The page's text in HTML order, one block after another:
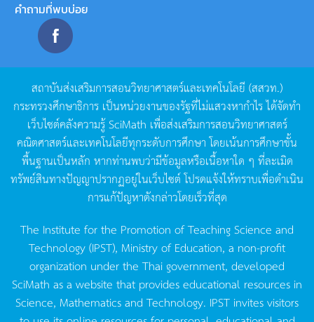
คำถามที่พบบ่อย
สถาบันส่งเสริมการสอนวิทยาศาสตร์และเทคโนโลยี (สสวท.)
กระทรวงศึกษาธิการ เป็นหน่วยงานของรัฐที่ไม่แสวงหากำไรได้จัดทำ
เว็บไซต์คลังความรู้SciMath เพื่อส่งเสริมการสอนวิทยาศาสตร์
คณิตศาสตร์และเทคโนโลยีทุกระดับการศึกษา โดยเน้นการศึกษาขั้น
พื้นฐานเป็นหลัก หากท่านพบว่ามีข้อมูลหรือเนื้อหาใด ๆ ที่ละเมิด
ทรัพย์สินทางปัญญาปรากฏอยู่ในเว็บไซต์โปรดแจ้งให้ทราบเพื่อดำเนิน
การแก้ปัญหาดังกล่าวโดยเร็วที่สุด
The Institute for the Promotion of Teaching Science and
Technology (IPST), Ministry of Education, a non-profit
organization under the Thai government, developed
SciMath as a website that provides educational resources in
Science, Mathematics and Technology. IPST invites visitors